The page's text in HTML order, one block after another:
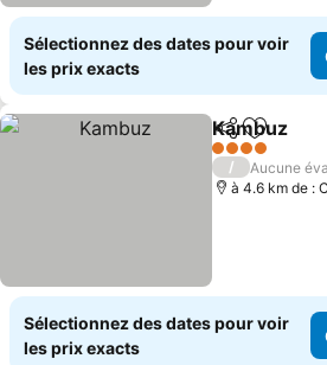
Sélectionnez des dates pour voir
les prix exacts
PartagerAjouter
Kambuz
4 Étoiles
/
Aucune
à 4.6 km de :
Sélectionnez des dates pour voir
les prix exacts